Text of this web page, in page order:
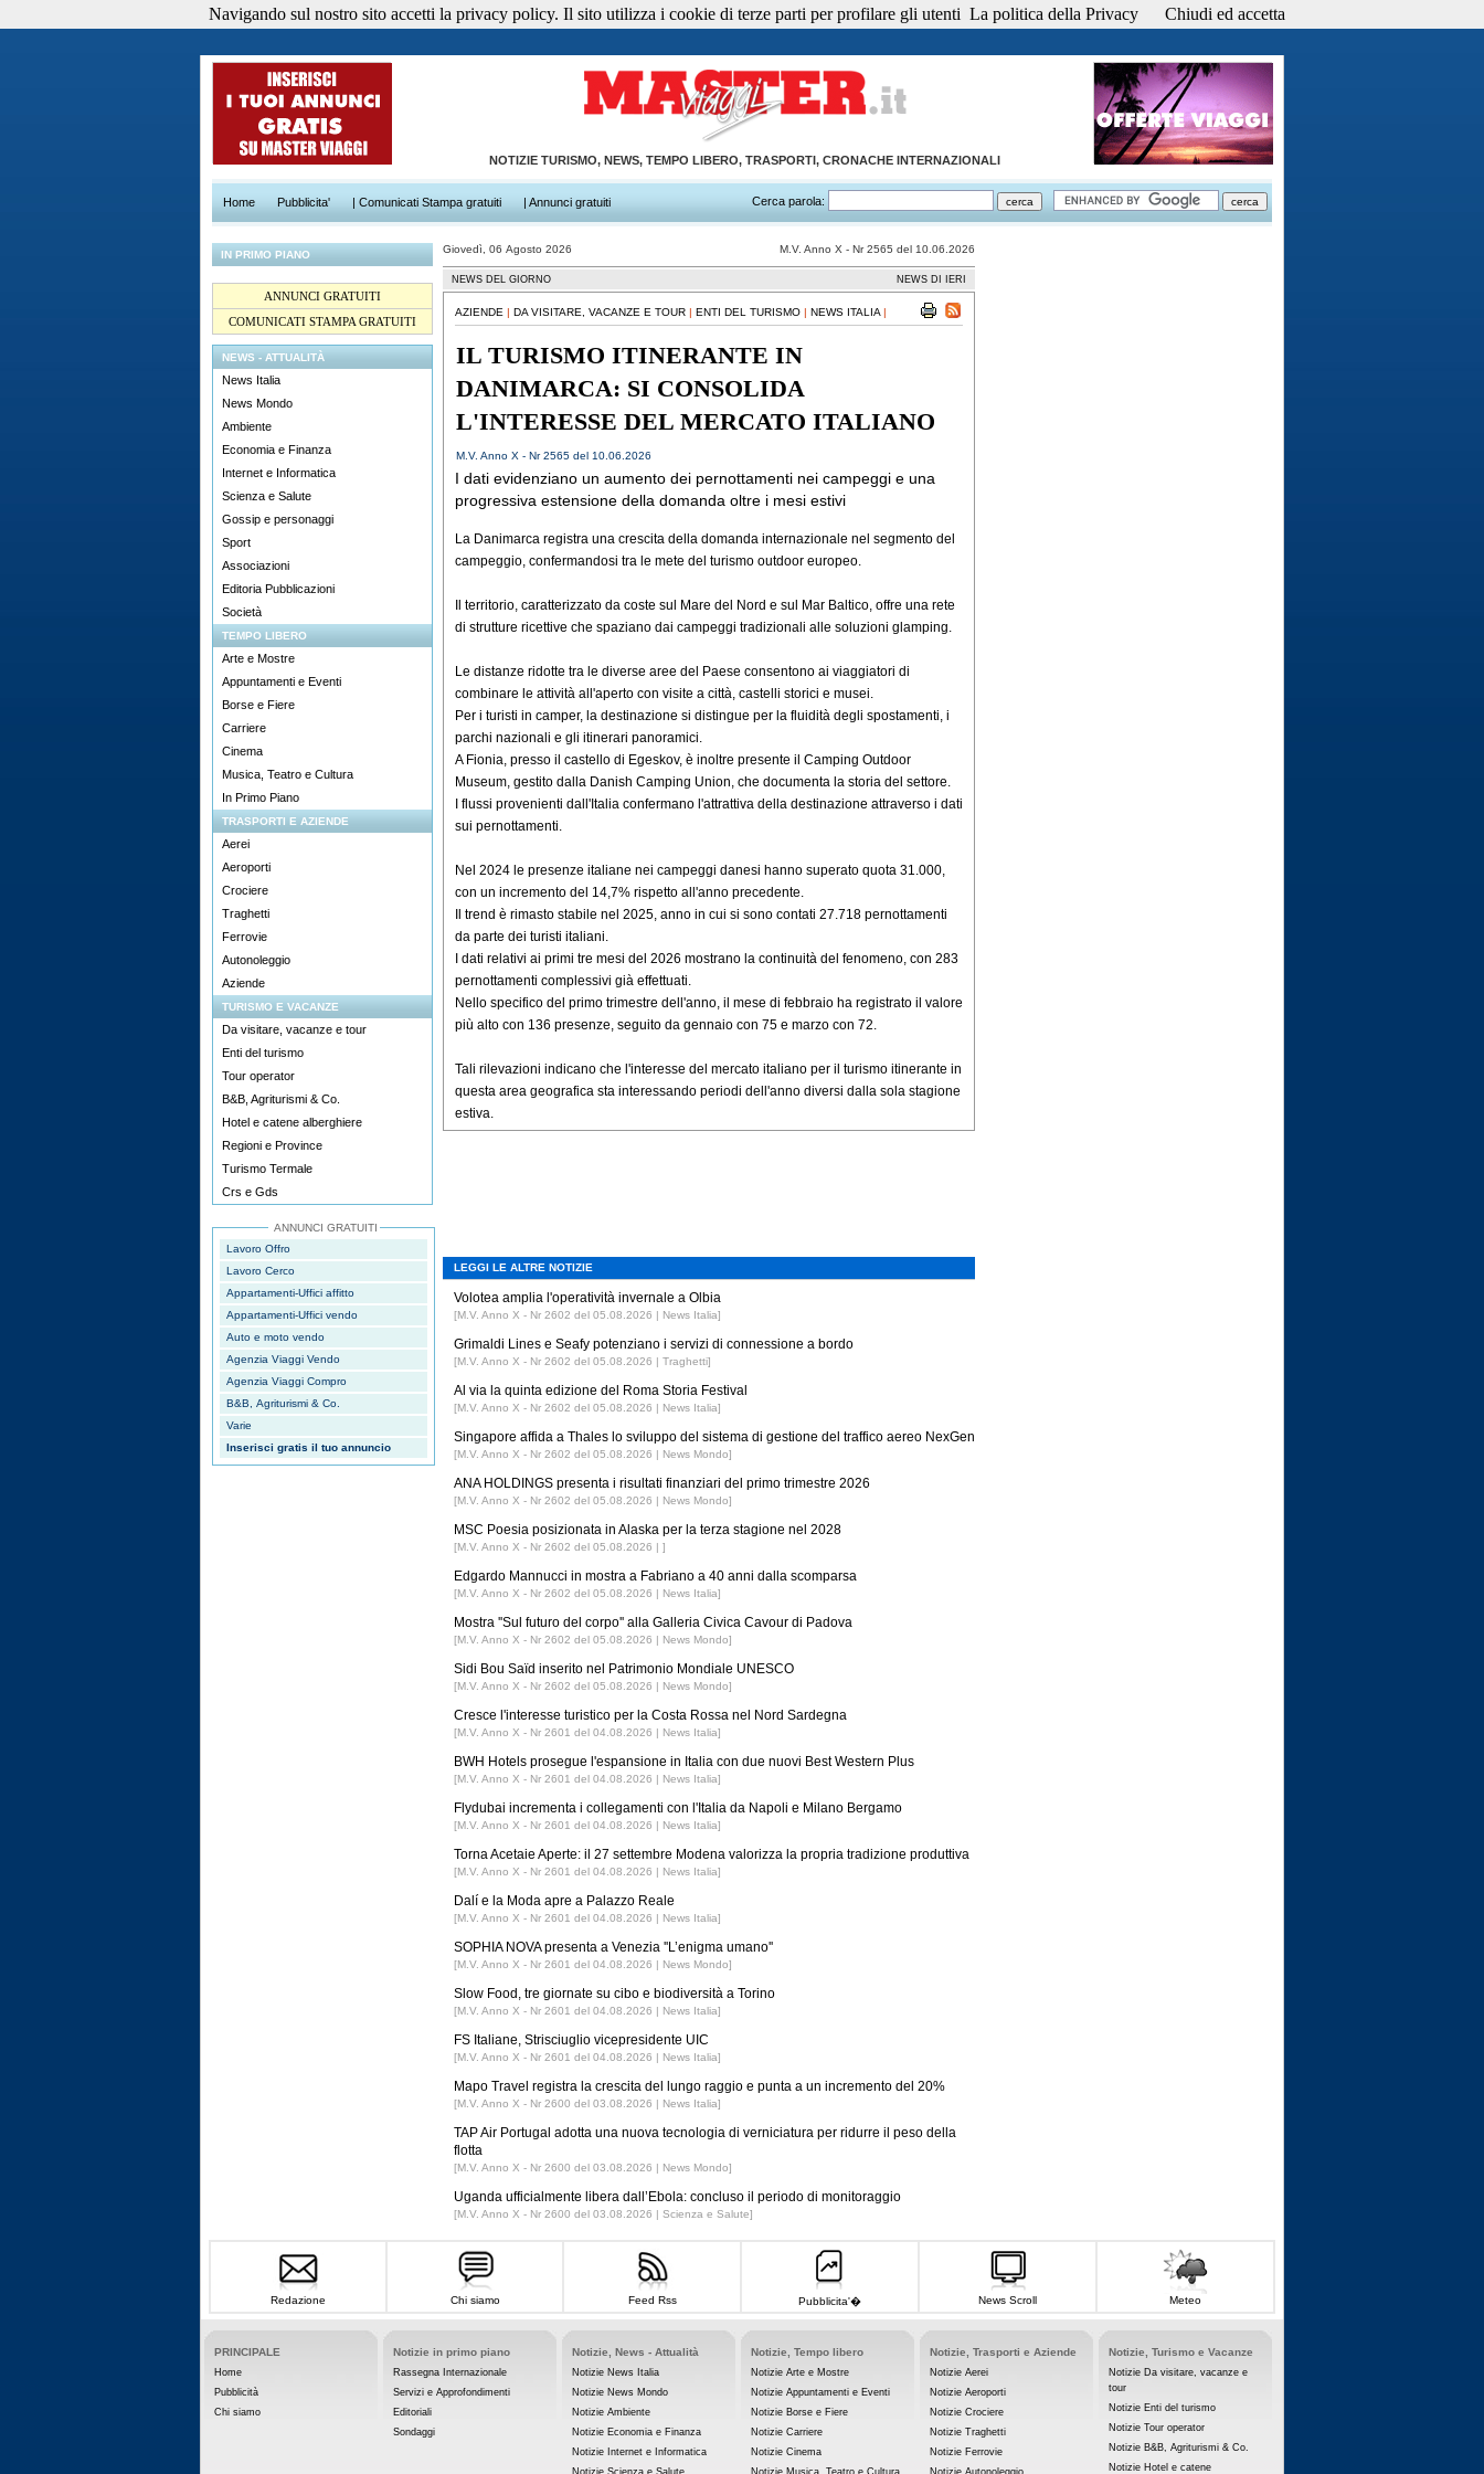
NOTIZIE TURISMO, NEWS, TEMPO LIBERO, TRASPORTI, CRONACHE INTERNAZIONALI
Home Pubblicita' | Comunicati Stampa gratuiti | Annunci gratuiti Cerca parola:
IN PRIMO PIANO
ANNUNCI GRATUITI
COMUNICATI STAMPA GRATUITI
NEWS - ATTUALITÀ
News Italia
News Mondo
Ambiente
Economia e Finanza
Internet e Informatica
Scienza e Salute
Gossip e personaggi
Sport
Associazioni
Editoria Pubblicazioni
Società
TEMPO LIBERO
Arte e Mostre
Appuntamenti e Eventi
Borse e Fiere
Carriere
Cinema
Musica, Teatro e Cultura
In Primo Piano
TRASPORTI E AZIENDE
Aerei
Aeroporti
Crociere
Traghetti
Ferrovie
Autonoleggio
Aziende
TURISMO E VACANZE
Da visitare, vacanze e tour
Enti del turismo
Tour operator
B&B, Agriturismi & Co.
Hotel e catene alberghiere
Regioni e Province
Turismo Termale
Crs e Gds
ANNUNCI GRATUITI
Lavoro Offro
Lavoro Cerco
Appartamenti-Uffici affitto
Appartamenti-Uffici vendo
Auto e moto vendo
Agenzia Viaggi Vendo
Agenzia Viaggi Compro
B&B, Agriturismi & Co.
Varie
Inserisci gratis il tuo annuncio
Giovedì, 06 Agosto 2026 M.V. Anno X - Nr 2565 del 10.06.2026
NEWS DEL GIORNO NEWS DI IERI
AZIENDE | DA VISITARE, VACANZE E TOUR | ENTI DEL TURISMO | NEWS ITALIA |
IL TURISMO ITINERANTE IN
DANIMARCA: SI CONSOLIDA
L'INTERESSE DEL MERCATO ITALIANO
M.V. Anno X - Nr 2565 del 10.06.2026
I dati evidenziano un aumento dei pernottamenti nei campeggi e una
progressiva estensione della domanda oltre i mesi estivi
La Danimarca registra una crescita della domanda internazionale nel segmento del
campeggio, confermandosi tra le mete del turismo outdoor europeo.
Il territorio, caratterizzato da coste sul Mare del Nord e sul Mar Baltico, offre una rete
di strutture ricettive che spaziano dai campeggi tradizionali alle soluzioni glamping.
Le distanze ridotte tra le diverse aree del Paese consentono ai viaggiatori di
combinare le attività all'aperto con visite a città, castelli storici e musei.
Per i turisti in camper, la destinazione si distingue per la fluidità degli spostamenti, i
parchi nazionali e gli itinerari panoramici.
A Fionia, presso il castello di Egeskov, è inoltre presente il Camping Outdoor
Museum, gestito dalla Danish Camping Union, che documenta la storia del settore.
I flussi provenienti dall'Italia confermano l'attrattiva della destinazione attraverso i dati
sui pernottamenti.
Nel 2024 le presenze italiane nei campeggi danesi hanno superato quota 31.000,
con un incremento del 14,7% rispetto all'anno precedente.
Il trend è rimasto stabile nel 2025, anno in cui si sono contati 27.718 pernottamenti
da parte dei turisti italiani.
I dati relativi ai primi tre mesi del 2026 mostrano la continuità del fenomeno, con 283
pernottamenti complessivi già effettuati.
Nello specifico del primo trimestre dell'anno, il mese di febbraio ha registrato il valore
più alto con 136 presenze, seguito da gennaio con 75 e marzo con 72.
Tali rilevazioni indicano che l'interesse del mercato italiano per il turismo itinerante in
questa area geografica sta interessando periodi dell'anno diversi dalla sola stagione
estiva.
LEGGI LE ALTRE NOTIZIE
Volotea amplia l'operatività invernale a Olbia
[M.V. Anno X - Nr 2602 del 05.08.2026 | News Italia]
Grimaldi Lines e Seafy potenziano i servizi di connessione a bordo
[M.V. Anno X - Nr 2602 del 05.08.2026 | Traghetti]
Al via la quinta edizione del Roma Storia Festival
[M.V. Anno X - Nr 2602 del 05.08.2026 | News Italia]
Singapore affida a Thales lo sviluppo del sistema di gestione del traffico aereo NexGen
[M.V. Anno X - Nr 2602 del 05.08.2026 | News Mondo]
ANA HOLDINGS presenta i risultati finanziari del primo trimestre 2026
[M.V. Anno X - Nr 2602 del 05.08.2026 | News Mondo]
MSC Poesia posizionata in Alaska per la terza stagione nel 2028
[M.V. Anno X - Nr 2602 del 05.08.2026 | ]
Edgardo Mannucci in mostra a Fabriano a 40 anni dalla scomparsa
[M.V. Anno X - Nr 2602 del 05.08.2026 | News Italia]
Mostra ''Sul futuro del corpo'' alla Galleria Civica Cavour di Padova
[M.V. Anno X - Nr 2602 del 05.08.2026 | News Mondo]
Sidi Bou Saïd inserito nel Patrimonio Mondiale UNESCO
[M.V. Anno X - Nr 2602 del 05.08.2026 | News Mondo]
Cresce l'interesse turistico per la Costa Rossa nel Nord Sardegna
[M.V. Anno X - Nr 2601 del 04.08.2026 | News Italia]
BWH Hotels prosegue l'espansione in Italia con due nuovi Best Western Plus
[M.V. Anno X - Nr 2601 del 04.08.2026 | News Italia]
Flydubai incrementa i collegamenti con l'Italia da Napoli e Milano Bergamo
[M.V. Anno X - Nr 2601 del 04.08.2026 | News Italia]
Torna Acetaie Aperte: il 27 settembre Modena valorizza la propria tradizione produttiva
[M.V. Anno X - Nr 2601 del 04.08.2026 | News Italia]
Dalí e la Moda apre a Palazzo Reale
[M.V. Anno X - Nr 2601 del 04.08.2026 | News Italia]
SOPHIA NOVA presenta a Venezia ''L’enigma umano''
[M.V. Anno X - Nr 2601 del 04.08.2026 | News Mondo]
Slow Food, tre giornate su cibo e biodiversità a Torino
[M.V. Anno X - Nr 2601 del 04.08.2026 | News Italia]
FS Italiane, Strisciuglio vicepresidente UIC
[M.V. Anno X - Nr 2601 del 04.08.2026 | News Italia]
Mapo Travel registra la crescita del lungo raggio e punta a un incremento del 20%
[M.V. Anno X - Nr 2600 del 03.08.2026 | News Italia]
TAP Air Portugal adotta una nuova tecnologia di verniciatura per ridurre il peso della
flotta
[M.V. Anno X - Nr 2600 del 03.08.2026 | News Mondo]
Uganda ufficialmente libera dall’Ebola: concluso il periodo di monitoraggio
[M.V. Anno X - Nr 2600 del 03.08.2026 | Scienza e Salute]
Redazione Chi siamo Feed Rss Pubblicita'� News Scroll Meteo
PRINCIPALE
Home
Pubblicità
Chi siamo
Notizie in primo piano
Rassegna Internazionale
Servizi e Approfondimenti
Editoriali
Sondaggi
Notizie, News - Attualità
Notizie News Italia
Notizie News Mondo
Notizie Ambiente
Notizie Economia e Finanza
Notizie Internet e Informatica
Notizie Scienza e Salute
Notizie, Tempo libero
Notizie Arte e Mostre
Notizie Appuntamenti e Eventi
Notizie Borse e Fiere
Notizie Carriere
Notizie Cinema
Notizie Musica, Teatro e Cultura
Notizie, Trasporti e Aziende
Notizie Aerei
Notizie Aeroporti
Notizie Crociere
Notizie Traghetti
Notizie Ferrovie
Notizie Autonoleggio
Notizie, Turismo e Vacanze
Notizie Da visitare, vacanze e
tour
Notizie Enti del turismo
Notizie Tour operator
Notizie B&B, Agriturismi & Co.
Notizie Hotel e catene
Navigando sul nostro sito accetti la privacy policy. Il sito utilizza i cookie di terze parti per profilare gli utenti La politica della Privacy Chiudi ed accetta